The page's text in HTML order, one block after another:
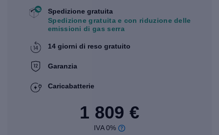
Spedizione gratuita
Spedizione gratuita e con riduzione delle
emissioni di gas serra
14 giorni di reso gratuito
Garanzia
Caricabatterie
1 809 €
IVA 0%